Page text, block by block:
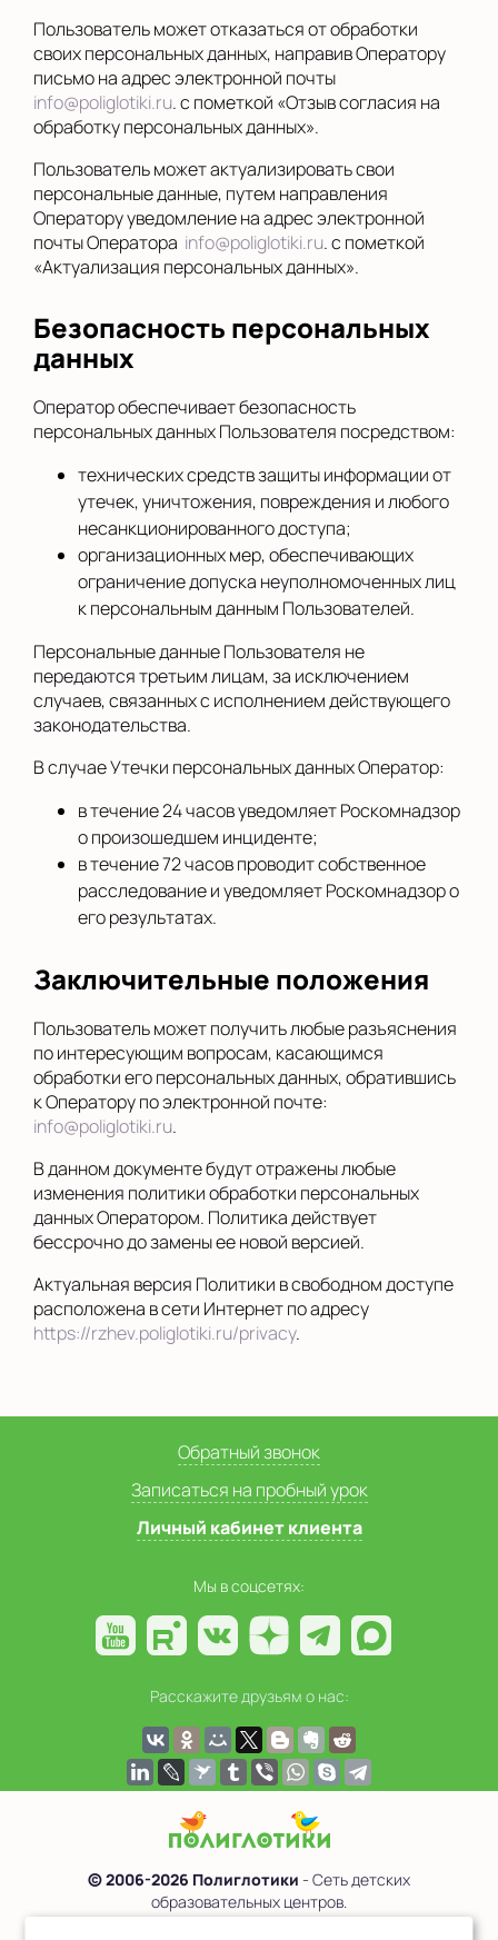
Пользователь может отказаться от обработки
своих персональных данных, направив Оператору
письмо на адрес электронной почты
info@poliglotiki.ru. с пометкой «Отзыв согласия на
обработку персональных данных».
Пользователь может актуализировать свои
персональные данные, путем направления
Оператору уведомление на адрес электронной
почты Оператора info@poliglotiki.ru. с пометкой
«Актуализация персональных данных».
Безопасность персональных
данных
Оператор обеспечивает безопасность
персональных данных Пользователя посредством:
технических средств защиты информации от
утечек, уничтожения, повреждения и любого
несанкционированного доступа;
организационных мер, обеспечивающих
ограничение допуска неуполномоченных лиц
к персональным данным Пользователей.
Персональные данные Пользователя не
передаются третьим лицам, за исключением
случаев, связанных с исполнением действующего
законодательства.
В случае Утечки персональных данных Оператор:
в течение 24 часов уведомляет Роскомнадзор
о произошедшем инциденте;
в течение 72 часов проводит собственное
расследование и уведомляет Роскомнадзор о
его результатах.
Заключительные положения
Пользователь может получить любые разъяснения
по интересующим вопросам, касающимся
обработки его персональных данных, обратившись
к Оператору по электронной почте:
info@poliglotiki.ru.
В данном документе будут отражены любые
изменения политики обработки персональных
данных Оператором. Политика действует
бессрочно до замены ее новой версией.
Актуальная версия Политики в свободном доступе
расположена в сети Интернет по адресу
https://rzhev.poliglotiki.ru/privacy.
Обратный звонок
Записаться на пробный урок
Личный кабинет клиента
Мы в соцсетях:
Расскажите друзьям о нас:
© 2006-2026 Полиглотики - Сеть детских
образовательных центров.
Политика обработки персональных данных